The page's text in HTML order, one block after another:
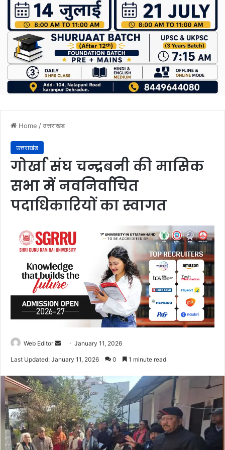
Home /उत्तराखंड
उत्तराखंड
गोर्खा संघ चन्द्रबनी की मासिक
सभा में नवनिर्वाचित
पदाधिकारियों का स्वागत
Web Editor
d
a
n
e
m
a
January 11, 2026
Last Updated: January 11, 2026 0 1 minute read